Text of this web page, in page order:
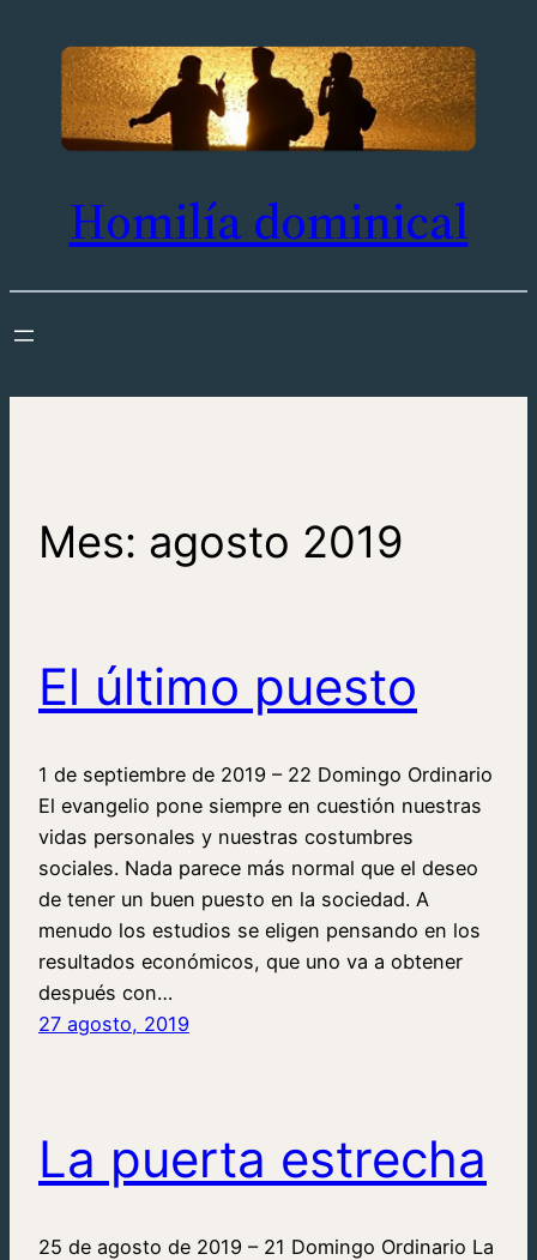
contenido
Homilía dominical
Mes: agosto 2019
El último puesto
1 de septiembre de 2019 – 22 Domingo Ordinario
El evangelio pone siempre en cuestión nuestras
vidas personales y nuestras costumbres
sociales. Nada parece más normal que el deseo
de tener un buen puesto en la sociedad. A
menudo los estudios se eligen pensando en los
resultados económicos, que uno va a obtener
después con…
27 agosto, 2019
La puerta estrecha
25 de agosto de 2019 – 21 Domingo Ordinario La